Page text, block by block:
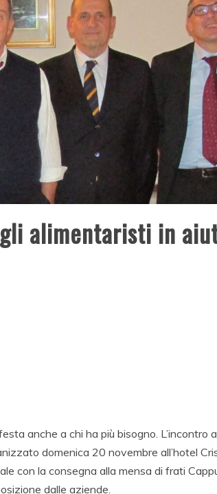
alimentaristi in
anche a chi ha più bisogno. L’incontro
domenica 20 novembre all’hotel
con la consegna alla mensa di frati
dalle aziende.